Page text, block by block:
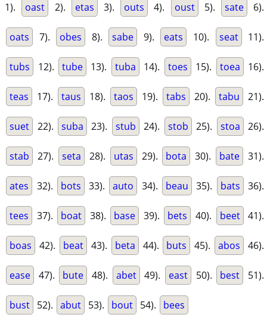
1). oast 2). etas 3). outs 4). oust 5). sate 6).
oats 7). obes 8). sabe 9). eats 10). seat 11).
tubs 12). tube 13). tuba 14). toes 15). toea 16).
teas 17). taus 18). taos 19). tabs 20). tabu 21).
suet 22). suba 23). stub 24). stob 25). stoa 26).
stab 27). seta 28). utas 29). bota 30). bate 31).
ates 32). bots 33). auto 34). beau 35). bats 36).
tees 37). boat 38). base 39). bets 40). beet 41).
boas 42). beat 43). beta 44). buts 45). abos 46).
ease 47). bute 48). abet 49). east 50). best 51).
bust 52). abut 53). bout 54). bees